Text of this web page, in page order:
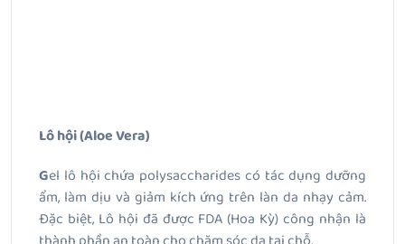
Lô hội (Aloe Vera)
Gel lô hội chứa polysaccharides có tác dụng dưỡng
ẩm, làm dịu và giảm kích ứng trên làn da nhạy cảm.
Đặc biệt, Lô hội đã được FDA (Hoa Kỳ) công nhận là